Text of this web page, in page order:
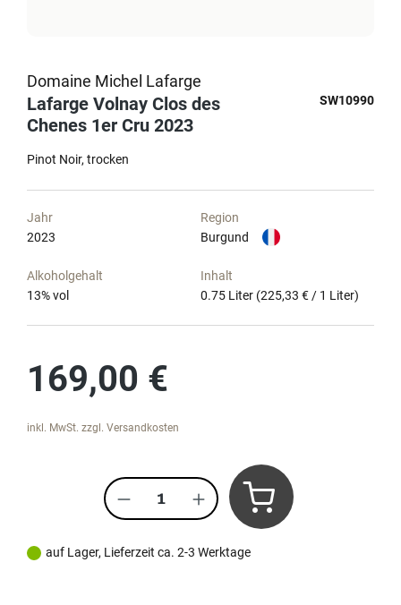
Domaine Michel Lafarge
Lafarge Volnay Clos des
Chenes 1er Cru 2023
SW10990
Pinot Noir trocken
Jahr
2023
Region
Burgund
Alkoholgehalt
13% vol
Inhalt
0.75 Liter (225,33 € / 1 Liter)
169,00 €
inkl. MwSt. zzgl. Versandkosten
Produkt Anzahl: Gib den
auf Lager, Lieferzeit ca. 2-3 Werktage